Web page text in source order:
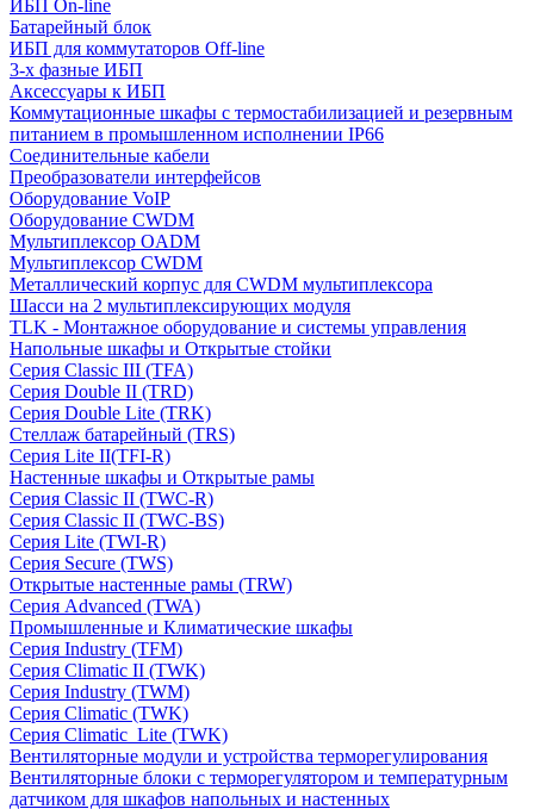
ИБП On-line
Батарейный блок
ИБП для коммутаторов Off-line
3-х фазные ИБП
Аксессуары к ИБП
Коммутационные шкафы с термостабилизацией и резервным
питанием в промышленном исполнении IP66
Соединительные кабели
Преобразователи интерфейсов
Оборудование VoIP
Оборудование CWDM
Мультиплекcор OADM
Мультиплексор CWDM
Металлический корпус для CWDM мультиплексора
Шасси на 2 мультиплексирующих модуля
TLK - Монтажное оборудование и системы управления
Напольные шкафы и Открытые стойки
Серия Classic III (TFA)
Серия Double II (TRD)
Серия Double Lite (TRK)
Стеллаж батарейный (TRS)
Серия Lite II(TFI-R)
Настенные шкафы и Открытые рамы
Серия Classic II (TWC-R)
Серия Classic II (TWC-BS)
Серия Lite (TWI-R)
Серия Secure (TWS)
Открытые настенные рамы (TRW)
Серия Advanced (TWA)
Промышленные и Климатические шкафы
Серия Industry (TFM)
Серия Climatic II (TWK)
Серия Industry (TWM)
Серия Climatic (TWK)
Серия Climatic_Lite (TWK)
Вентиляторные модули и устройства терморегулирования
Вентиляторные блоки с терморегулятором и температурным
датчиком для шкафов напольных и настенных